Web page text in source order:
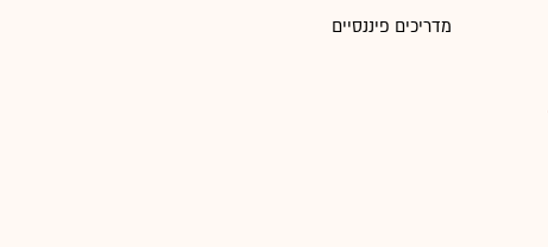
מדריכים פיננסיים